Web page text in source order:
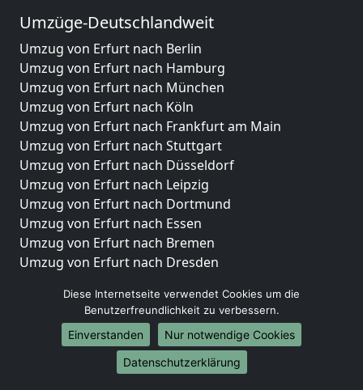
Umzüge-Deutschlandweit
Umzug von Erfurt nach Berlin
Umzug von Erfurt nach Hamburg
Umzug von Erfurt nach München
Umzug von Erfurt nach Köln
Umzug von Erfurt nach Frankfurt am Main
Umzug von Erfurt nach Stuttgart
Umzug von Erfurt nach Düsseldorf
Umzug von Erfurt nach Leipzig
Umzug von Erfurt nach Dortmund
Umzug von Erfurt nach Essen
Umzug von Erfurt nach Bremen
Umzug von Erfurt nach Dresden
Umzug von Erfurt nach Nürnberg
Umzug von Erfurt nach Duisburg
Umzug von Erfurt nach Bochum
Umzug von Erfurt nach Wuppertal
Umzug von Erfurt nach Bielefeld
Diese Internetseite verwendet Cookies um die
Benutzerfreundlichkeit zu verbessern.
Einverstanden
Nur notwendige Cookies
Datenschutzerklärung